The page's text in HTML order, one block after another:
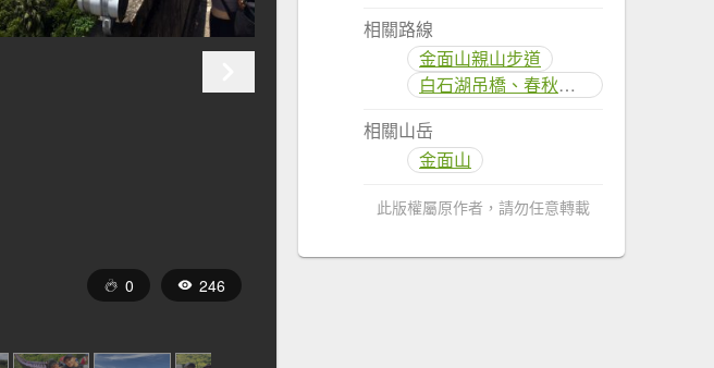
0 246
相關路線
金面山親山步道
白石湖吊橋、春秋步道
相關山岳
金面山
此版權屬原作者，請勿任意轉載